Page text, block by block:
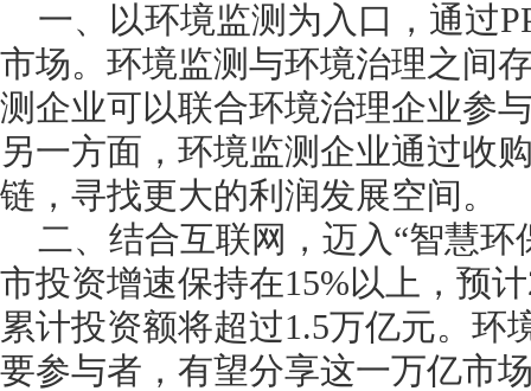
一、以环境监测为入口，通过
市场。环境监测与环境治理之间
测企业可以联合环境治理企业参
另一方面，环境监测企业通过收
链，寻找更大的利润发展空间。
二、结合互联网，迈入“智慧环
市投资增速保持在15%以上，预
累计投资额将超过1.5万亿元。环
要参与者，有望分享这一万亿市